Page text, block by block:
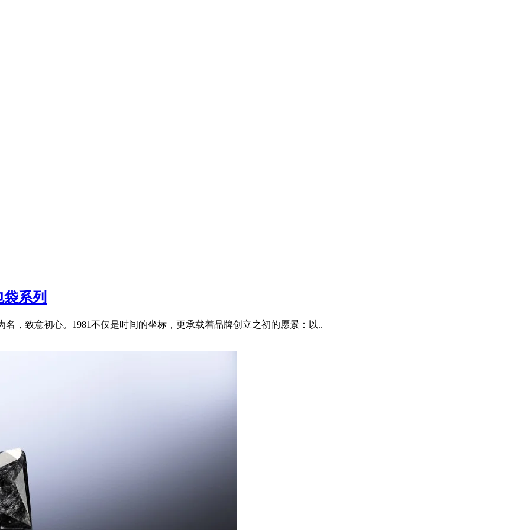
系列
名，致意初心。1981不仅是时间的坐标，更承载着品牌创立之初的愿景：以..